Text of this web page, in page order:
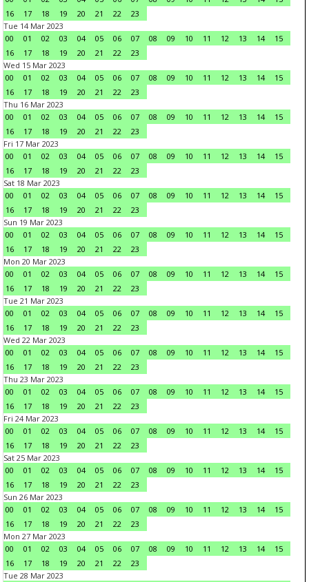
16
17 18 19 20 21 22
23
Tue 14 Mar 2023
00
01 02 03 04 05 06 07 08 09 10 11 12 13 14
15
16
17 18 19 20 21 22
23
Wed 15 Mar 2023
00
01 02 03 04 05 06 07 08 09 10 11 12 13 14
15
16
17 18 19 20 21 22
23
Thu 16 Mar 2023
00
01 02 03 04 05 06 07 08 09 10 11 12 13 14
15
16
17 18 19 20 21 22
23
Fri 17 Mar 2023
00
01 02 03 04 05 06 07 08 09 10 11 12 13 14
15
16
17 18 19 20 21 22
23
Sat 18 Mar 2023
00
01 02 03 04 05 06 07 08 09 10 11 12 13 14
15
16
17 18 19 20 21 22
23
Sun 19 Mar 2023
00
01 02 03 04 05 06 07 08 09 10 11 12 13 14
15
16
17 18 19 20 21 22
23
Mon 20 Mar 2023
00
01 02 03 04 05 06 07 08 09 10 11 12 13 14
15
16
17 18 19 20 21 22
23
Tue 21 Mar 2023
00
01 02 03 04 05 06 07 08 09 10 11 12 13 14
15
16
17 18 19 20 21 22
23
Wed 22 Mar 2023
00
01 02 03 04 05 06 07 08 09 10 11 12 13 14
15
16
17 18 19 20 21 22
23
Thu 23 Mar 2023
00
01 02 03 04 05 06 07 08 09 10 11 12 13 14
15
16
17 18 19 20 21 22
23
Fri 24 Mar 2023
00
01 02 03 04 05 06 07 08 09 10 11 12 13 14
15
16
17 18 19 20 21 22
23
Sat 25 Mar 2023
00
01 02 03 04 05 06 07 08 09 10 11 12 13 14
15
16
17 18 19 20 21 22
23
Sun 26 Mar 2023
00
01 02 03 04 05 06 07 08 09 10 11 12 13 14
15
16
17 18 19 20 21 22
23
Mon 27 Mar 2023
00
01 02 03 04 05 06 07 08 09 10 11 12 13 14
15
16
17 18 19 20 21 22
23
Tue 28 Mar 2023